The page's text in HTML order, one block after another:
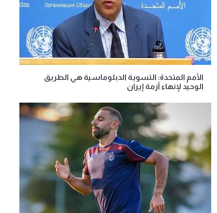
الأمم المتحدة: التسوية الدبلوماسية هي الطريق
الوحيد لإنهاء أزمة إيران